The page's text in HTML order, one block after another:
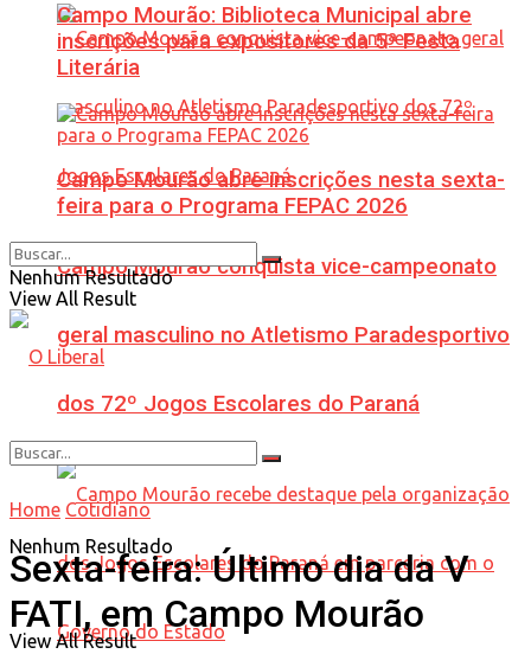
Campo Mourão conquista vice-campeonato
geral masculino no Atletismo Paradesportivo
dos 72º Jogos Escolares do Paraná
Campo Mourão: Biblioteca Municipal abre
inscrições para expositores da 5ª Festa
Literária
Campo Mourão abre inscrições nesta sexta-
feira para o Programa FEPAC 2026
Nenhum Resultado
View All Result
Nenhum Resultado
View All Result
Home Cotidiano
Sexta-feira: Último dia da V
FATI, em Campo Mourão